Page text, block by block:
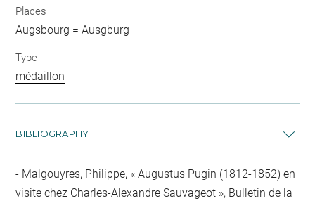
Places
Augsbourg = Ausgburg
Type
médaillon
BIBLIOGRAPHY
Malgouyres, Philippe, « Augustus Pugin (1812-1852) en
visite chez Charles-Alexandre Sauvageot », Bulletin de la